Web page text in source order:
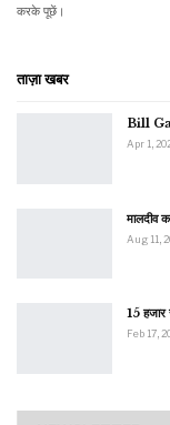
करके पूछें।
ताज़ा खबर
Bill
Apr 1,
मालदीव
Aug 11,
15
Feb 17,